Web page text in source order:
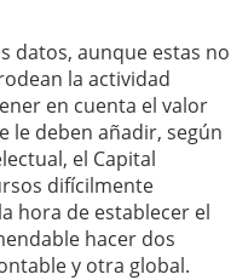
datos, aunque estas no
la actividad
en cuenta el valor
le deben añadir, según
el Capital
difícilmente
hora de establecer el
hacer dos
y otra global.